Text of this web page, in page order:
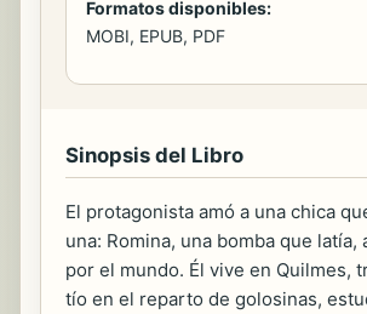
Formatos disponibles:
MOBI, EPUB, PDF
Sinopsis del Libro
El protagonista amó a una chica
una: Romina, una bomba que latía,
por el mundo. Él vive en Quilmes,
tío en el reparto de golosinas,